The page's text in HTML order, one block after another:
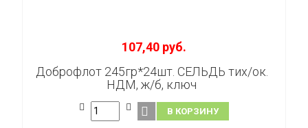
107,40 руб.
Доброфлот 245гр*24шт. СЕЛЬДЬ тих/ок.
НДМ, ж/б, ключ
В КОРЗИНУ